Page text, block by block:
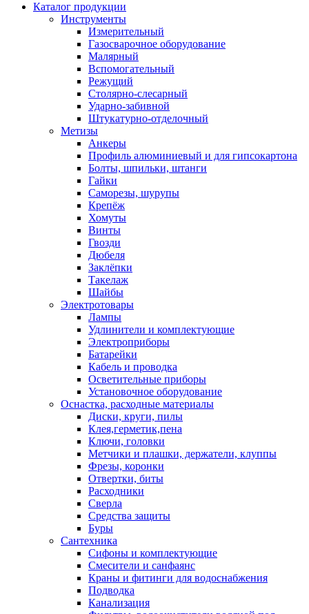
Каталог продукции
Инструменты
Измерительный
Газосварочное оборудование
Малярный
Вспомогательный
Режущий
Столярно-слесарный
Ударно-забивной
Штукатурно-отделочный
Метизы
Анкеры
Профиль алюминиевый и для гипсокартона
Болты, шпильки, штанги
Гайки
Саморезы, шурупы
Крепёж
Хомуты
Винты
Гвозди
Дюбеля
Заклёпки
Такелаж
Шайбы
Электротовары
Лампы
Удлинители и комплектующие
Электроприборы
Батарейки
Кабель и проводка
Осветительные приборы
Установочное оборудование
Оснастка, расходные материалы
Диски, круги, пилы
Клея,герметик,пена
Ключи, головки
Метчики и плашки, держатели, клуппы
Фрезы, коронки
Отвертки, биты
Расходники
Сверла
Средства защиты
Буры
Сантехника
Сифоны и комплектующие
Смесители и санфаянс
Краны и фитинги для водоснабжения
Подводка
Канализация